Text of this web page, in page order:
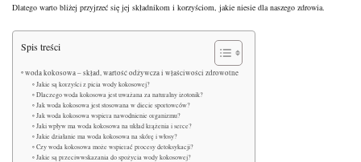
Dlatego warto bliżej przyjrzeć się jej składnikom i korzyściom, jakie niesie dla naszego zdrowia.
Spis treści
woda kokosowa – skład, wartość odżywcza i właściwości zdrowotne
Jakie są korzyści z picia wody kokosowej?
Dlaczego woda kokosowa jest uważana za naturalny izotonik?
Jak woda kokosowa jest stosowana w diecie sportowców?
Jak woda kokosowa wspiera nawodnienie organizmu?
Jaki wpływ ma woda kokosowa na układ krążenia i serce?
Jakie działanie ma woda kokosowa na skórę i włosy?
Czy woda kokosowa może wspierać procesy detoksykacji?
Jakie są przeciwwskazania do spożycia wody kokosowej?